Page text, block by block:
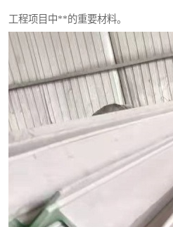
工程项目中**的重要材料。